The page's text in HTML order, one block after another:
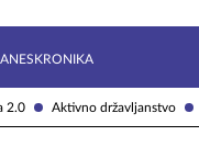
2.0 Aktivno državljanstvo
KRONIKA